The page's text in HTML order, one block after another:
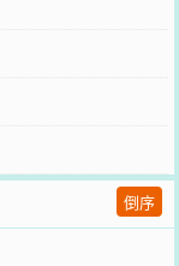
倒序